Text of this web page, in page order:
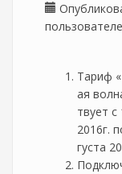
Тариф
ая
твует
2016г.
густа